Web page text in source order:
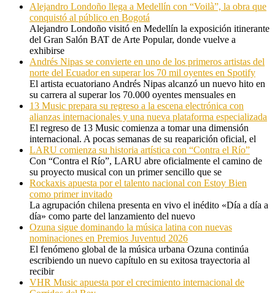
Alejandro Londoño llega a Medellín con “Voilà”, la obra que
conquistó al público en Bogotá
Alejandro Londoño visitó en Medellín la exposición itinerante
del Gran Salón BAT de Arte Popular, donde vuelve a
exhibirse
Andrés Nipas se convierte en uno de los primeros artistas del
norte del Ecuador en superar los 70 mil oyentes en Spotify
El artista ecuatoriano Andrés Nipas alcanzó un nuevo hito en
su carrera al superar los 70.000 oyentes mensuales en
13 Music prepara su regreso a la escena electrónica con
alianzas internacionales y una nueva plataforma especializada
El regreso de 13 Music comienza a tomar una dimensión
internacional. A pocas semanas de su reaparición oficial, el
LARU comienza su historia artística con “Contra el Río”
Con “Contra el Río”, LARU abre oficialmente el camino de
su proyecto musical con un primer sencillo que se
Rockaxis apuesta por el talento nacional con Estoy Bien
como primer invitado
La agrupación chilena presenta en vivo el inédito «Día a día a
día» como parte del lanzamiento del nuevo
Ozuna sigue dominando la música latina con nuevas
nominaciones en Premios Juventud 2026
El fenómeno global de la música urbana Ozuna continúa
escribiendo un nuevo capítulo en su exitosa trayectoria al
recibir
VHR Music apuesta por el crecimiento internacional de